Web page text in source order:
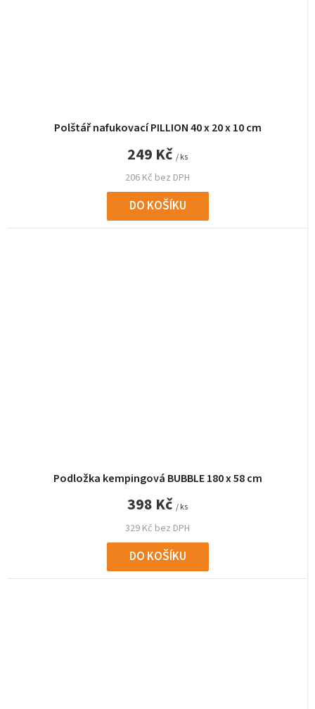
Polštář nafukovací PILLION 40 x 20 x 10 cm
206 Kč bez DPH
249 Kč / ks
DO KOŠÍKU
Podložka kempingová BUBBLE 180 x 58 cm
329 Kč bez DPH
398 Kč / ks
DO KOŠÍKU